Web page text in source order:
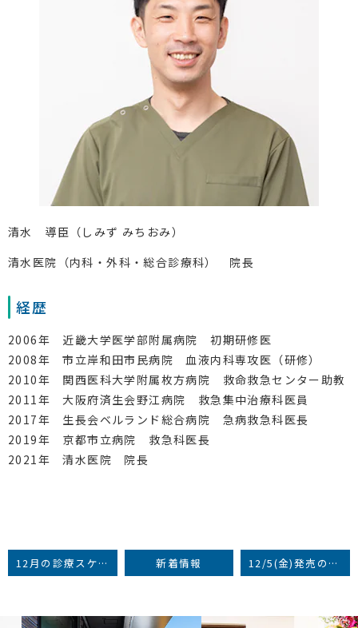
清水 導臣（しみず みちおみ）
清水医院（内科・外科・総合診療科） 院長
経歴
2006年 近畿大学医学部附属病院 初期研修医
2008年 市立岸和田市民病院 血液内科専攻医（研修）
2010年 関西医科大学附属枚方病院 救命救急センター助教
2011年 大阪府済生会野江病院 救急集中治療科医員
2017年 生長会ベルランド総合病院 急病救急科医長
2019年 京都市立病院 救急科医長
2021年 清水医院 院長
12月の診療スケジュールについて 新着情報 12/5(金)発売の『LEE 2026年1・2月 合併号』に当院が掲載されました！